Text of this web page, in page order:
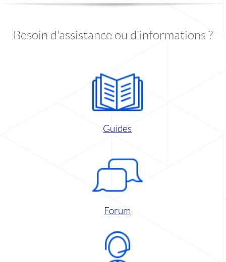
Besoin d'assistance ou d'informations ?
Guides
Forum